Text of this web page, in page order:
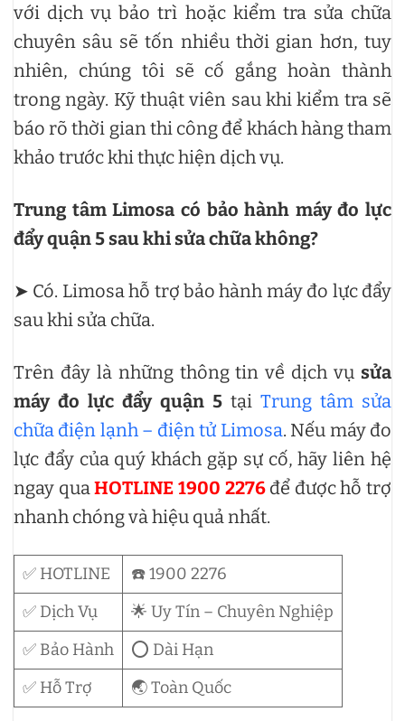
với dịch vụ bảo trì hoặc kiểm tra sửa chữa
chuyên sâu sẽ tốn nhiều thời gian hơn, tuy
nhiên, chúng tôi sẽ cố gắng hoàn thành
trong ngày. Kỹ thuật viên sau khi kiểm tra sẽ
báo rõ thời gian thi công để khách hàng tham
khảo trước khi thực hiện dịch vụ.
Trung tâm Limosa có bảo hành máy đo lực
đẩy quận 5 sau khi sửa chữa không?
➤ Có. Limosa hỗ trợ bảo hành máy đo lực đẩy
sau khi sửa chữa.
Trên đây là những thông tin về dịch vụ sửa
máy đo lực đẩy quận 5 tại Trung tâm sửa
chữa điện lạnh – điện tử Limosa. Nếu máy đo
lực đẩy của quý khách gặp sự cố, hãy liên hệ
ngay quaHOTLINE 1900 2276để được hỗ trợ
nhanh chóng và hiệu quả nhất.
✅ HOTLINE
☎️ 1900 2276
✅ Dịch Vụ
🌟 Uy Tín – Chuyên Nghiệp
✅ Bảo Hành
⭕ Dài Hạn
✅ Hỗ Trợ
🌏 Toàn Quốc